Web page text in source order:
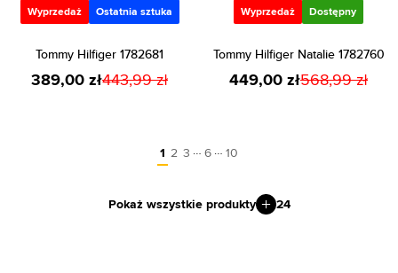
Wyprzedaż Ostatnia sztuka
Tommy Hilfiger 1782681
389,00 zł443,99 zł
Wyprzedaż Dostępny
Tommy Hilfiger Natalie 1782760
449,00 zł568,99 zł
1 2 3 … 6 … 10
Pokaż wszystkie produkty 24